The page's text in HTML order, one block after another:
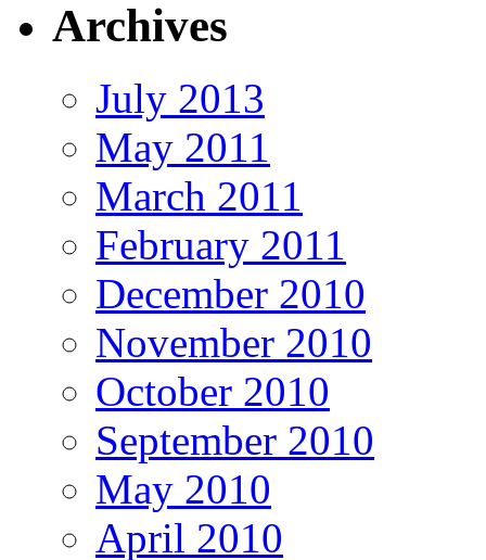
Archives
July 2013
May 2011
March 2011
February 2011
December 2010
November 2010
October 2010
September 2010
May 2010
April 2010